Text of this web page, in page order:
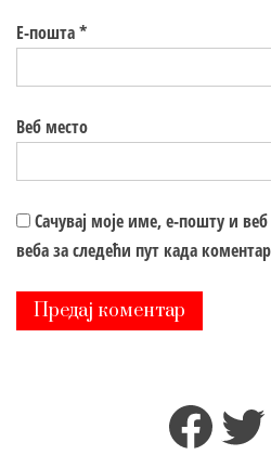
Е-пошта*
Веб место
Сачувај моје име, е-пошту и
веба за следећи пут када